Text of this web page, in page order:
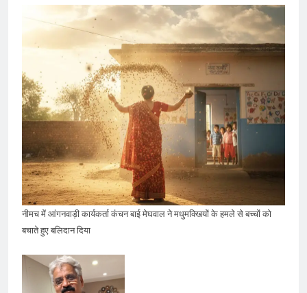
नीमच में आंगनवाड़ी कार्यकर्ता कंचन बाई मेघवाल ने मधुमक्खियों के हमले से बच्चों को
बचाते हुए बलिदान दिया